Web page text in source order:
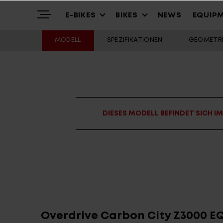
Über uns
E-BIKES
Trekking
BIKES
Cross – Urban
NEWS
MODELL SPEZIFIKATIONEN
DIESES MODELL BEFINDET SICH
Overdrive Carbon City Z3000